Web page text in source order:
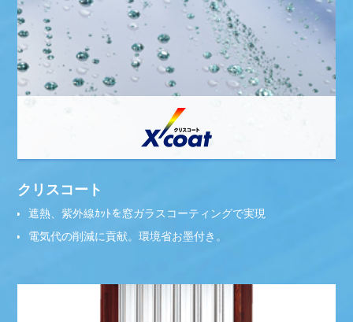
クリスコート
遮熱、紫外線ｶｯﾄを窓ガラスコーティングで実現
電気代の削減に貢献。環境省お墨付き。